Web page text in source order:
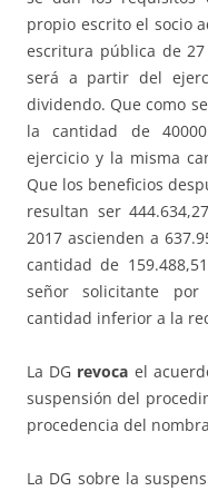
propio escrito el socio
escritura pública de
será a partir del
dividendo. Que como
la cantidad de
ejercicio y la misma
Que los beneficios
resultan ser
2017 ascienden a
cantidad de
señor solicitante
cantidad inferior a la
La DG revoca el
suspensión del
procedencia del
La DG sobre la